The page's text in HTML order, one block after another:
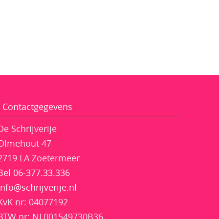
Contactgegevens
Schrijverije
47
LA Zoetermeer
06-377.33.336
nr: 04077192